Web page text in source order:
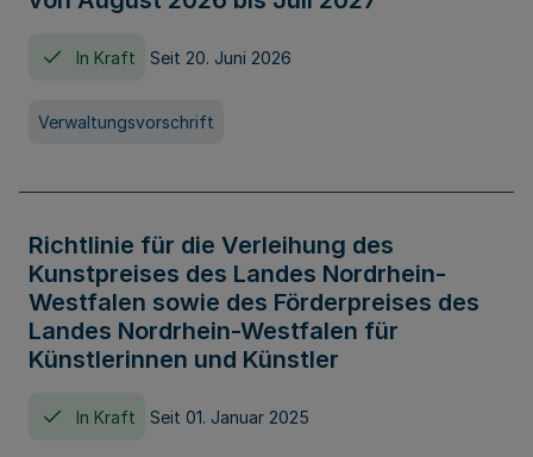
In Kraft Seit 20. Juni 2026
Verwaltungsvorschrift
Richtlinie für die Verleihung des
Kunstpreises des Landes Nordrhein-
Westfalen sowie des Förderpreises des
Landes Nordrhein-Westfalen für
Künstlerinnen und Künstler
In Kraft Seit 01. Januar 2025